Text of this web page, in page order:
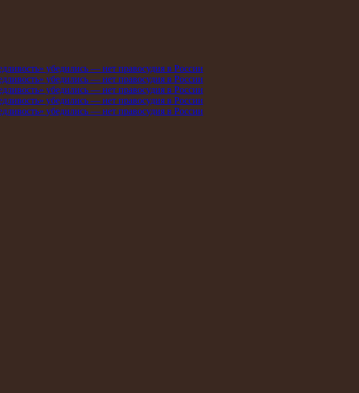
убедились — нет правосудия в России
убедились — нет правосудия в России
убедились — нет правосудия в России
убедились — нет правосудия в России
убедились — нет правосудия в России